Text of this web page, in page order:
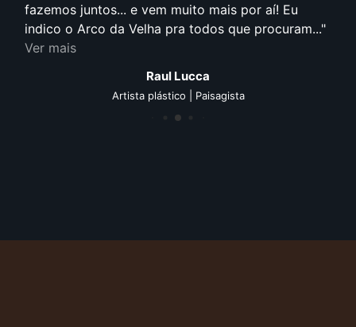
fazemos juntos... e vem muito mais por aí! Eu
indico o Arco da Velha pra todos que procuram...
Ver mais
Raul Lucca
Artista plástico | Paisagista